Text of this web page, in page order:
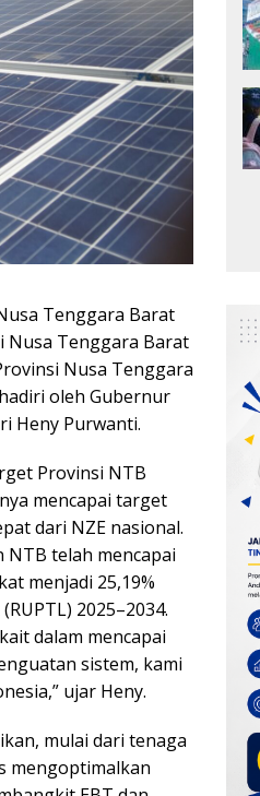
Tenggara Barat
Nusa Tenggara Barat
Nusa Tenggara
oleh Gubernur
Heny Purwanti.
Provinsi NTB
mencapai target
dari NZE nasional.
NTB telah mencapai
menjadi 25,19%
2025–2034.
dalam mencapai
sistem, kami
ujar Heny.
mulai dari tenaga
mengoptimalkan